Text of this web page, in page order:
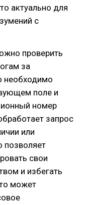
актуально для
с
проверить
за
необходимо
поле и
номер
запрос
или
позволяет
свои
и избегать
может